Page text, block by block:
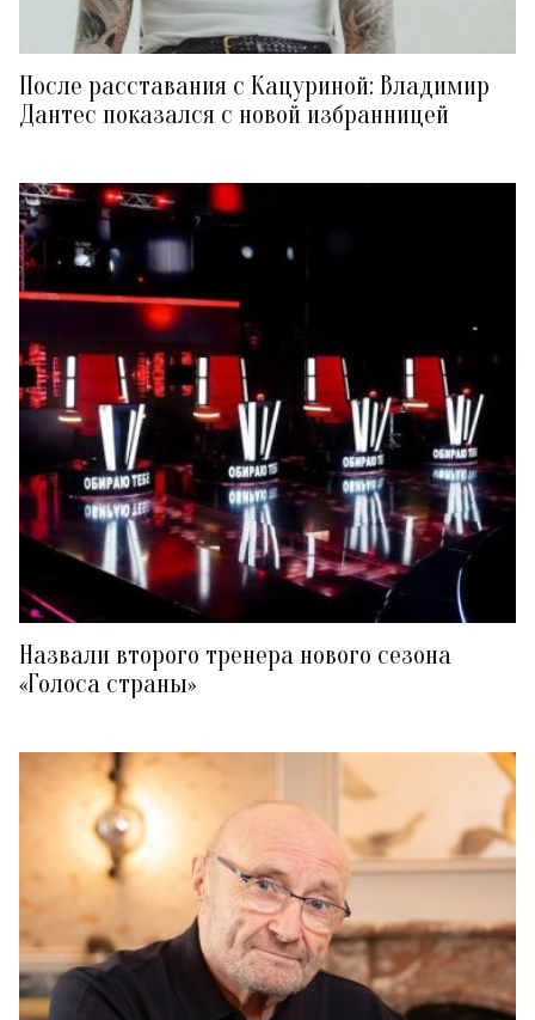
После расставания с Кацуриной: Владимир
Дантес показался с новой избранницей
Назвали второго тренера нового сезона
«Голоса страны»